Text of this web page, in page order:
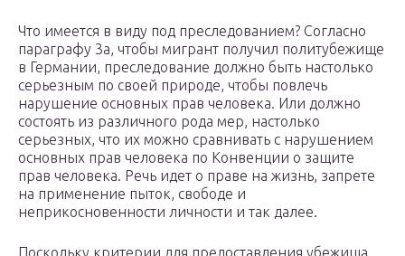
Что имеется в виду под преследованием? Согласно
параграфу 3а, чтобы мигрант получил политубежище
в Германии, преследование должно быть настолько
серьезным по своей природе, чтобы повлечь
нарушение основных прав человека. Или должно
состоять из различного рода мер, настолько
серьезных, что их можно сравнивать с нарушением
основных прав человека по Конвенции о защите
прав человека. Речь идет о праве на жизнь, запрете
на применение пыток, свободе и
неприкосновенности личности и так далее.
Поскольку критерии для предоставления убежища